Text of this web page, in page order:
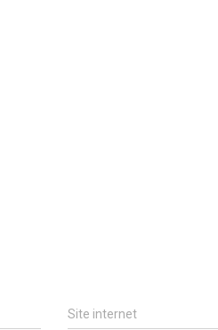
Site internet